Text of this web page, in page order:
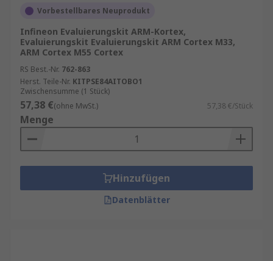
Vorbestellbares Neuprodukt
Infineon Evaluierungskit ARM-Kortex,
Evaluierungskit Evaluierungskit ARM Cortex M33,
ARM Cortex M55 Cortex
RS Best.-Nr. 762-863
Herst. Teile-Nr. KITPSE84AITOBO1
Zwischensumme (1 Stück)
57,38 €(ohne MwSt.) 57,38 €/Stück
Menge
Hinzufügen
Datenblätter